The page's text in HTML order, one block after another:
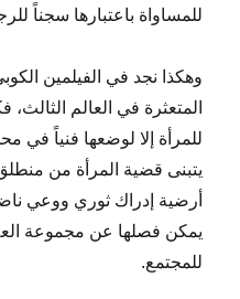
للمساواة باعتبارها سجناً
وهكذا نجد في الفيلمين
المتعثرة في العالم الثالث،
للمرأة إلا لوضعها فنياً في
يتبنى قضية المرأة من
أرضية إدراك ثوري ووعي
يمكن فصلها عن مجموعة
للمجتمع.